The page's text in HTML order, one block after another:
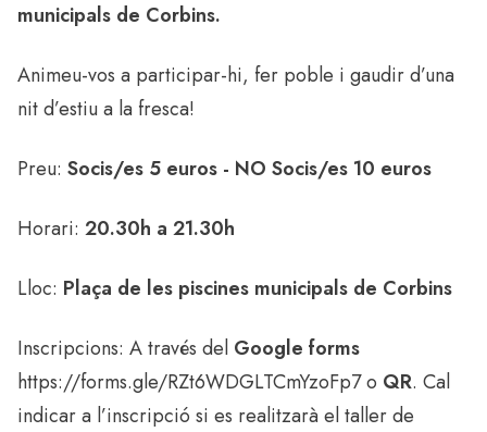
municipals de Corbins.
Animeu-vos a participar-hi, fer poble i gaudir d’una
nit d’estiu a la fresca!
Preu: Socis/es 5 euros - NO Socis/es 10 euros
Horari: 20.30h a 21.30h
Lloc: Plaça de les piscines municipals de Corbins
Inscripcions: A través del Google forms
https://forms.gle/RZt6WDGLTCmYzoFp7o QR. Cal
indicar a l’inscripció si es realitzarà el taller de